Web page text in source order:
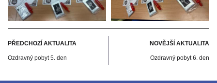
PŘEDCHOZÍ AKTUALITA
Ozdravný pobyt 5. den
NOVĚJŠÍ AKTUALITA
Ozdravný pobyt 6. den